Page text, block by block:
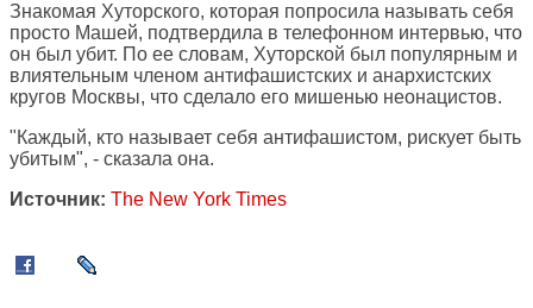
Знакомая Хуторского, которая попросила называть себя
просто Машей, подтвердила в телефонном интервью, что
он был убит. По ее словам, Хуторской был популярным и
влиятельным членом антифашистских и анархистских
кругов Москвы, что сделало его мишенью неонацистов.
"Каждый, кто называет себя антифашистом, рискует быть
убитым", - сказала она.
Источник: The New York Times